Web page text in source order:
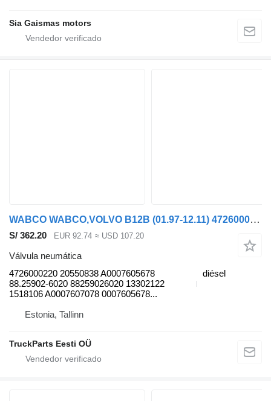
Sia Gaismas motors
WABCO WABCO,VOLVO B12B (01.97-12.11) 4726000220 válvula neumática para Volvo B6, B7, B9, B10, B12 bus (1978-2011) autobús
S/ 362.20 EUR 92.74 ≈ USD 107.20
Válvula neumática
4726000220 20550838 A0007605678
88.25902-6020 88259026020 13302122
1518106 A0007607078 0007605678...
diésel
Estonia, Tallinn
TruckParts Eesti OÜ